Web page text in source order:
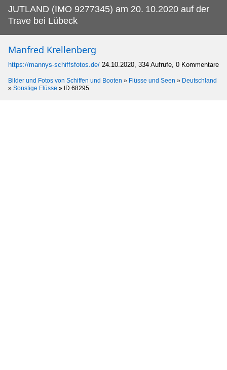
JUTLAND (IMO 9277345) am 20. 10.2020 auf der
Trave bei Lübeck
Manfred Krellenberg
https://mannys-schiffsfotos.de/ 24.10.2020, 334 Aufrufe, 0 Kommentare
Bilder und Fotos von Schiffen und Booten » Flüsse und Seen » Deutschland
» Sonstige Flüsse » ID 68295